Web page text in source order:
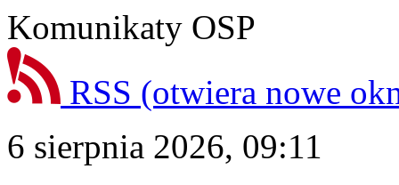
Komunikaty OSP
RSS (otwiera nowe
6 sierpnia 2026, 09:11